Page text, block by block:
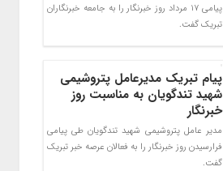
پیامی 17 مرداد روز خبرنگار را به جامعه خبرنگاران
تبریک گفت.
پیام تبریک مدیرعامل پتروشیمی
شهید تندگویان به مناسبت روز
خبرنگار
مدیر عامل پتروشیمی شهید تندگویان طی پیامی
فرارسیدن روز خبرنگار را به فعالان عرصه خبر تبریک
گفت.